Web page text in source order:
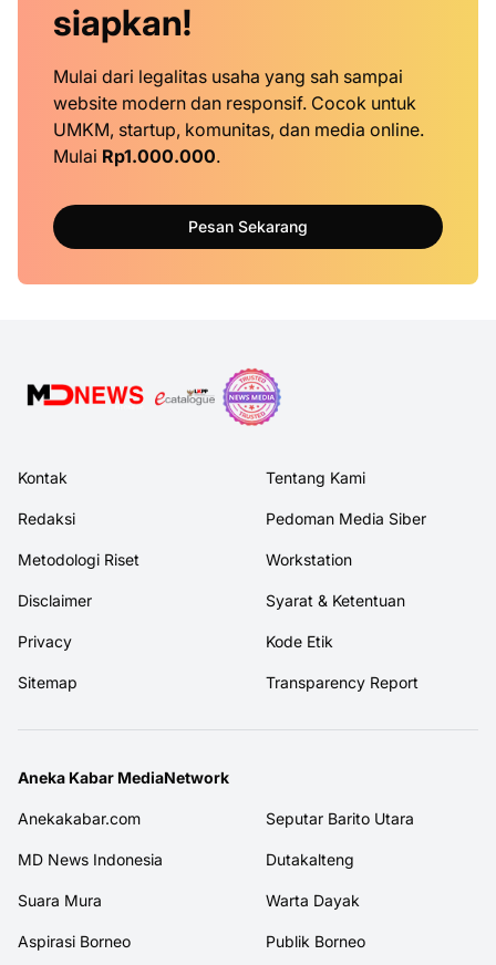
siapkan!
Mulai dari legalitas usaha yang sah sampai
website modern dan responsif. Cocok untuk
UMKM, startup, komunitas, dan media online.
Mulai Rp1.000.000.
Pesan Sekarang
Kontak Tentang Kami
Redaksi Pedoman Media Siber
Metodologi Riset Workstation
Disclaimer Syarat & Ketentuan
Privacy Kode Etik
Sitemap Transparency Report
Aneka Kabar MediaNetwork
Anekakabar.com Seputar Barito Utara
MD News Indonesia Dutakalteng
Suara Mura Warta Dayak
Aspirasi Borneo Publik Borneo